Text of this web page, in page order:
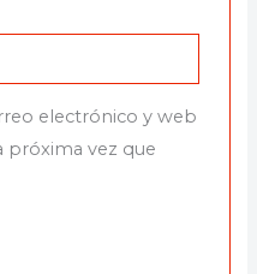
electrónico y web
próxima vez que